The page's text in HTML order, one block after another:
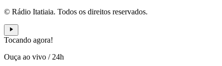
© Rádio Itatiaia. Todos os direitos reservados.
Tocando agora!
Ouça ao vivo / 24h